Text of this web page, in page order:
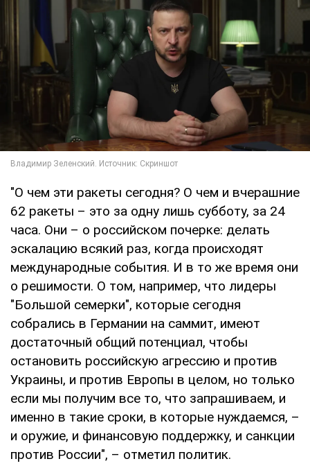
"О чем эти ракеты сегодня? О чем и вчерашние
62 ракеты – это за одну лишь субботу, за 24
часа. Они – о российском почерке: делать
эскалацию всякий раз, когда происходят
международные события. И в то же время они
о решимости. О том, например, что лидеры
"Большой семерки", которые сегодня
собрались в Германии на саммит, имеют
достаточный общий потенциал, чтобы
остановить российскую агрессию и против
Украины, и против Европы в целом, но только
если мы получим все то, что запрашиваем, и
именно в такие сроки, в которые нуждаемся, –
и оружие, и финансовую поддержку, и санкции
против России", – отметил политик.